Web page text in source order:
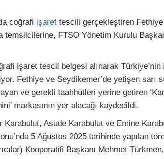
coğrafi işaret tescili gerçekleştiren
FTSO Yönetim Kurulu
işaret tescil belgesi alınarak
Fethiye ve Seydikemer’de yetişen
ve gerekli taahhütleri yerine getiren
markasının yer alacağı kaydedildi.
Asude Karabulut ve Emine
5 Ağustos 2025 tarihinde yapılan
Kooperatifi Başkanı Mehmet